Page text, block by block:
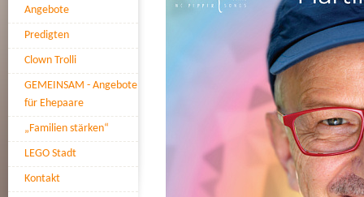
Angebote
Predigten
Clown Trolli
GEMEINSAM - Angebote
für Ehepaare
„Familien stärken“
LEGO Stadt
Kontakt